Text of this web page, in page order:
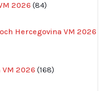
2026 84
produkter
Hercegovina VM 2026
2026 168
produkter